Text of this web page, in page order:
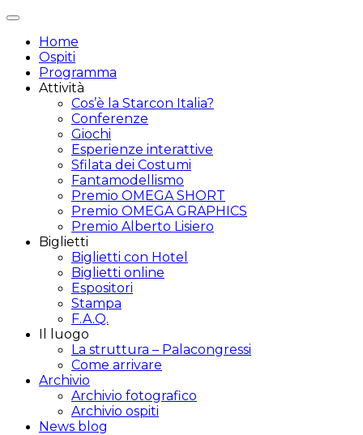
Attiva/disattiva
navigazione
Home
Ospiti
Programma
Attività
Cos’è la Starcon Italia?
Conferenze
Giochi
Esperienze interattive
Sfilata dei Costumi
Fantamodellismo
Premio OMEGA SHORT
Premio OMEGA GRAPHICS
Premio Alberto Lisiero
Biglietti
Biglietti con Hotel
Biglietti online
Espositori
Stampa
F.A.Q.
Il luogo
La struttura – Palacongressi
Come arrivare
Archivio
Archivio fotografico
Archivio ospiti
News blog